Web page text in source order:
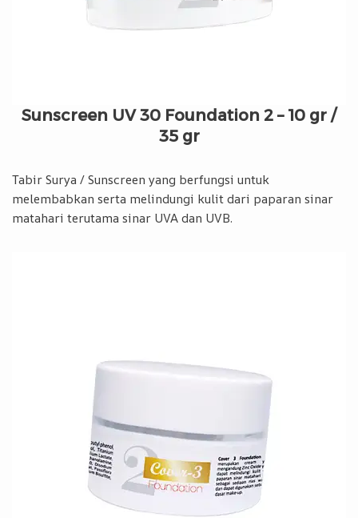
Sunscreen UV 30 Foundation 2 – 10 gr /
35 gr
Tabir Surya / Sunscreen yang berfungsi untuk
melembabkan serta melindungi kulit dari paparan sinar
matahari terutama sinar UVA dan UVB.